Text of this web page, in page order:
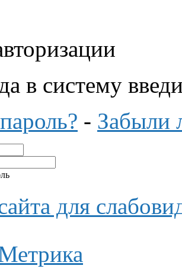
в систему
- Забыли
для